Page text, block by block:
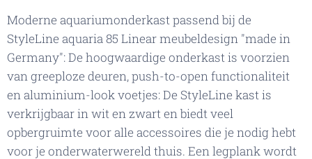
Moderne aquariumonderkast passend bij de
StyleLine aquaria 85 Linear meubeldesign "made in
Germany": De hoogwaardige onderkast is voorzien
van greeploze deuren, push-to-open functionaliteit
en aluminium-look voetjes: De StyleLine kast is
verkrijgbaar in wit en zwart en biedt veel
opbergruimte voor alle accessoires die je nodig hebt
voor je onderwaterwereld thuis. Een legplank wordt